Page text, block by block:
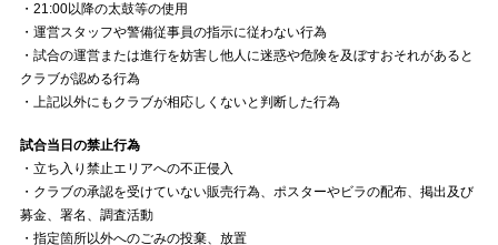
・21:00以降の太鼓等の使用
・運営スタッフや警備従事員の指示に従わない行為
・試合の運営または進行を妨害し他人に迷惑や危険を及ぼすおそれがあると
クラブが認める行為
・上記以外にもクラブが相応しくないと判断した行為
試合当日の禁止行為
・立ち入り禁止エリアへの不正侵入
・クラブの承認を受けていない販売行為、ポスターやビラの配布、掲出及び
募金、署名、調査活動
・指定箇所以外へのごみの投棄、放置